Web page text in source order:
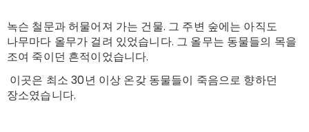
녹슨 철문과 허물어져 가는 건물. 그 주변 숲에는 아직도
나무마다 올무가 걸려 있었습니다. 그 올무는 동물들의 목을
조여 죽이던 흔적이었습니다.
이곳은 최소 30년 이상 온갖 동물들이 죽음으로 향하던
장소였습니다.